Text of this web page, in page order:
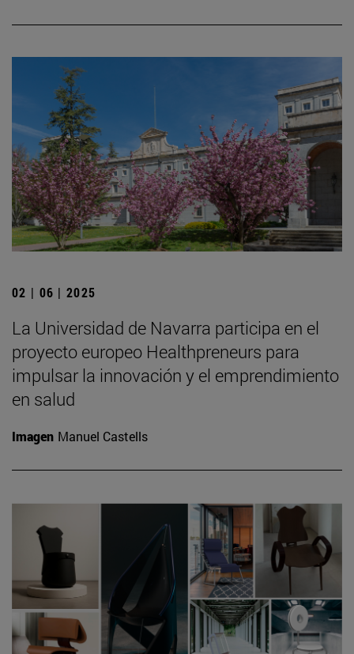
02 | 06 | 2025
La Universidad de Navarra participa en el
proyecto europeo Healthpreneurs para
impulsar la innovación y el emprendimiento
en salud
Imagen Manuel Castells